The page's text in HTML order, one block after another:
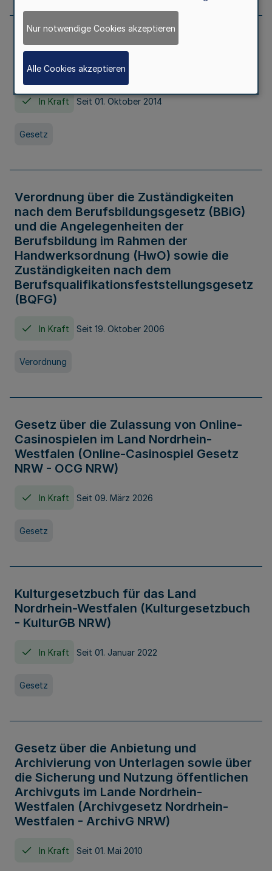
Gesetz über die Hochschulen des Landes
Nordrhein-Westfalen (Hochschulgesetz -
HG)
In Kraft Seit 01. Oktober 2014
Gesetz
Verordnung über die Zuständigkeiten
nach dem Berufsbildungsgesetz (BBiG)
und die Angelegenheiten der
Berufsbildung im Rahmen der
Handwerksordnung (HwO) sowie die
Zuständigkeiten nach dem
Berufsqualifikationsfeststellungsgesetz
(BQFG)
In Kraft Seit 19. Oktober 2006
Verordnung
Gesetz über die Zulassung von Online-
Casinospielen im Land Nordrhein-
Westfalen (Online-Casinospiel Gesetz
NRW - OCG NRW)
In Kraft Seit 09. März 2026
Gesetz
Kulturgesetzbuch für das Land
Nordrhein-Westfalen (Kulturgesetzbuch
- KulturGB NRW)
In Kraft Seit 01. Januar 2022
Gesetz
Gesetz über die Anbietung und
Archivierung von Unterlagen sowie über
die Sicherung und Nutzung öffentlichen
Archivguts im Lande Nordrhein-
Westfalen (Archivgesetz Nordrhein-
Westfalen - ArchivG NRW)
In Kraft Seit 01. Mai 2010
Nur notwendige Cookies akzeptieren
Alle Cookies akzeptieren